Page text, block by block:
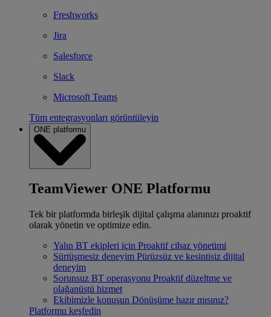
Freshworks
Jira
Salesforce
Slack
Microsoft Teams
Tüm entegrasyonları görüntüleyin
ONE platformu
TeamViewer ONE Platformu
Tek bir platformda birleşik dijital çalışma alanınızı proaktif
olarak yönetin ve optimize edin.
Yalın BT ekipleri için Proaktif cihaz yönetimi
Sürtüşmesiz deneyim Pürüzsüz ve kesintisiz dijital
deneyim
Sorunsuz BT operasyonu Proaktif düzeltme ve
olağanüstü hizmet
Ekibimizle konuşun Dönüşüme hazır mısınız?
Platformu keşfedin